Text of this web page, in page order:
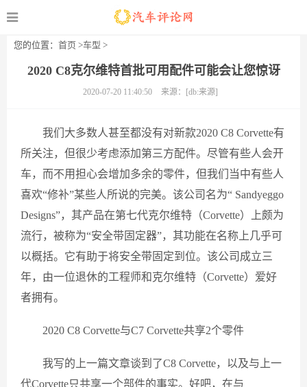
您的位置： 首页 >车型 >
2020 C8克尔维特首批可用配件可能会让您惊讶
2020-07-20 11:40:50 来源：[db:来源]
我们大多数人甚至都没有对新款2020 C8 Corvette有
所关注，但很少考虑添加第三方配件。尽管有些人会开
车，而不用担心会增加多余的零件，但我们当中有些人
喜欢“修补”某些人所说的完美。该公司名为“ Sandyeggo
Designs”，其产品在第七代克尔维特（Corvette）上颇为
流行，被称为“安全带固定器”，其功能在名称上几乎可
以概括。它有助于将安全带固定到位。该公司成立三
年，由一位退休的工程师和克尔维特（Corvette）爱好
者拥有。
2020 C8 Corvette与C7 Corvette共享2个零件
我写的上一篇文章谈到了C8 Corvette，以及与上一
代Corvette只共享一个部件的事实。好吧，在与